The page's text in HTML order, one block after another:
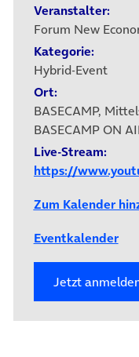
Veranstalter:
Forum New
Kategorie:
Hybrid-Event
Ort:
BASECAMP,
BASECAMP ON
Live-Stream:
Zum Kalender
Eventkalender
Jetzt